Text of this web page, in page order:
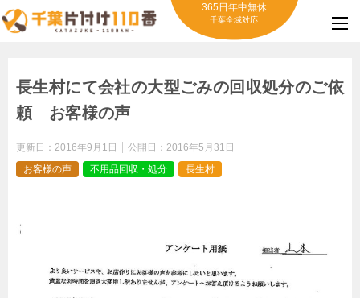
365日年中無休
千葉全域対応
長生村にて会社の大型ごみの回収処分のご依
頼 お客様の声
更新日： 2016年9月1日 公開日： 2016年5月31日
お客様の声
不用品回収・処分 長生村